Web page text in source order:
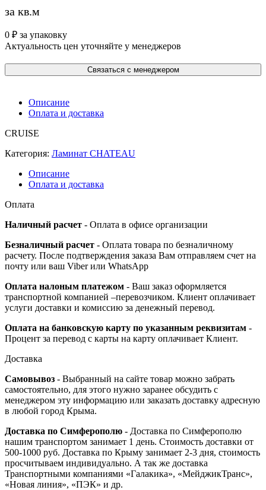
за кв.м
0 ₽ за упаковку
Актуальность цен уточняйте у менеджеров
Связаться с менеджером
Описание
Оплата и доставка
CRUISE
Категория: Ламинат CHATEAU
Описание
Оплата и доставка
Оплата
Наличный расчет - Оплата в офисе организации
Безналичный расчет - Оплата товара по безналичному
расчету. После подтверждения заказа Вам отправляем счет на
почту или ваш Viber или WhatsApp
Оплата налоным платежом - Ваш заказ оформляется
транспортной компанией –перевозчиком. Клиент оплачивает
услуги доставки и комиссию за денежный перевод.
Оплата на банковскую карту по указанным реквизитам -
Процент за перевод с карты на карту оплачивает Клиент.
Доставка
Самовывоз - Выбранный на сайте товар можно забрать
самостоятельно, для этого нужно заранее обсудить с
менеджером эту информацию или заказать доставку адресную
в любой город Крыма.
Доставка по Симферополю - Доставка по Симферополю
нашим транспортом занимает 1 день. Стоимость доставки от
500-1000 руб. Доставка по Крыму занимает 2-3 дня, стоимость
просчитываем индивидуально. А так же доставка
Транспортными компаниями «Галакика», «МейджикТранс»,
«Новая линия», «ПЭК» и др.